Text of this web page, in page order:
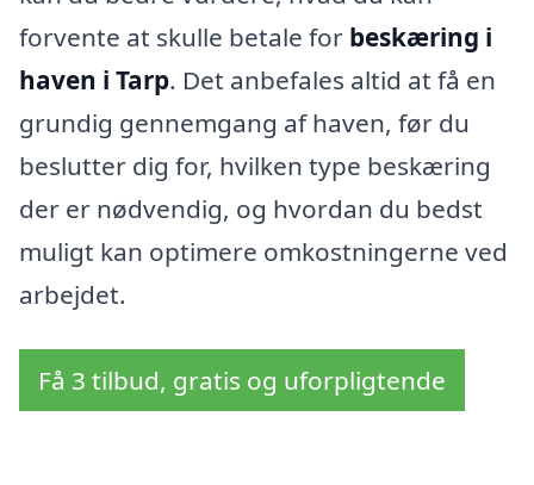
forvente at skulle betale for beskæring i
haven i Tarp. Det anbefales altid at få en
grundig gennemgang af haven, før du
beslutter dig for, hvilken type beskæring
der er nødvendig, og hvordan du bedst
muligt kan optimere omkostningerne ved
arbejdet.
Få 3 tilbud, gratis og uforpligtende